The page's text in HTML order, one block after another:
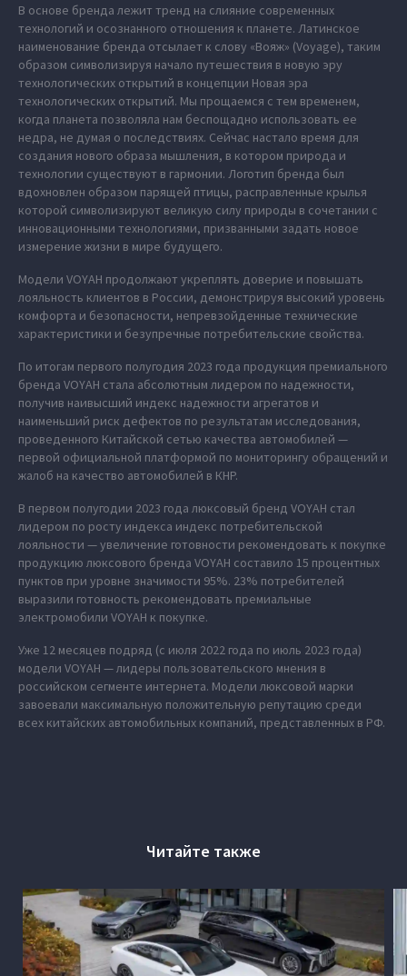
В основе бренда лежит тренд на слияние современных
технологий и осознанного отношения к планете. Латинское
наименование бренда отсылает к слову «Вояж» (Voyage), таким
образом символизируя начало путешествия в новую эру
технологических открытий в концепции Новая эра
технологических открытий. Мы прощаемся с тем временем,
когда планета позволяла нам беспощадно использовать ее
недра, не думая о последствиях. Сейчас настало время для
создания нового образа мышления, в котором природа и
технологии существуют в гармонии. Логотип бренда был
вдохновлен образом парящей птицы, расправленные крылья
которой символизируют великую силу природы в сочетании с
инновационными технологиями, призванными задать новое
измерение жизни в мире будущего.
Модели VOYAH продолжают укреплять доверие и повышать
лояльность клиентов в России, демонстрируя высокий уровень
комфорта и безопасности, непревзойденные технические
характеристики и безупречные потребительские свойства.
По итогам первого полугодия 2023 года продукция премиального
бренда VOYAH стала абсолютным лидером по надежности,
получив наивысший индекс надежности агрегатов и
наименьший риск дефектов по результатам исследования,
проведенного Китайской сетью качества автомобилей —
первой официальной платформой по мониторингу обращений и
жалоб на качество автомобилей в КНР.
В первом полугодии 2023 года люксовый бренд VOYAH стал
лидером по росту индекса индекс потребительской
лояльности — увеличение готовности рекомендовать к покупке
продукцию люксового бренда VOYAH составило 15 процентных
пунктов при уровне значимости 95%. 23% потребителей
выразили готовность рекомендовать премиальные
электромобили VOYAH к покупке.
Уже 12 месяцев подряд (с июля 2022 года по июль 2023 года)
модели VOYAH — лидеры пользовательского мнения в
российском сегменте интернета. Модели люксовой марки
завоевали максимальную положительную репутацию среди
всех китайских автомобильных компаний, представленных в РФ.
Читайте также